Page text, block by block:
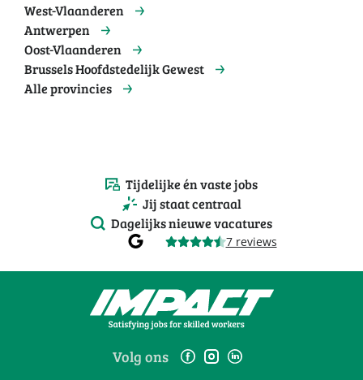
West-Vlaanderen
Antwerpen
Oost-Vlaanderen
Brussels Hoofdstedelijk Gewest
Alle provincies
Tijdelijke én vaste jobs
Jij staat centraal
Dagelijks nieuwe vacatures
7 reviews
Volg ons